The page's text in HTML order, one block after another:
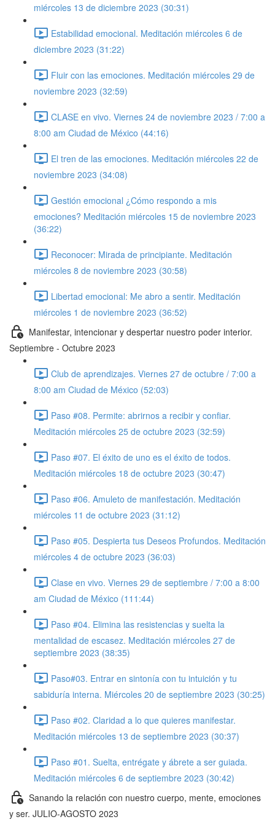
miércoles 13 de diciembre 2023 (30:31)
Estabilidad emocional. Meditación miércoles 6 de
diciembre 2023 (31:22)
Fluir con las emociones. Meditación miércoles 29 de
noviembre 2023 (32:59)
CLASE en vivo. Viernes 24 de noviembre 2023 / 7:00 a
8:00 am Ciudad de México (44:16)
El tren de las emociones. Meditación miércoles 22 de
noviembre 2023 (34:08)
Gestión emocional ¿Cómo respondo a mis
emociones? Meditación miércoles 15 de noviembre 2023
(36:22)
Reconocer: Mirada de principiante. Meditación
miércoles 8 de noviembre 2023 (30:58)
Libertad emocional: Me abro a sentir. Meditación
miércoles 1 de noviembre 2023 (36:52)
Manifestar, intencionar y despertar nuestro poder interior.
Septiembre - Octubre 2023
Club de aprendizajes. Viernes 27 de octubre / 7:00 a
8:00 am Ciudad de México (52:03)
Paso #08. Permite: abrirnos a recibir y confiar.
Meditación miércoles 25 de octubre 2023 (32:59)
Paso #07. El éxito de uno es el éxito de todos.
Meditación miércoles 18 de octubre 2023 (30:47)
Paso #06. Amuleto de manifestación. Meditación
miércoles 11 de octubre 2023 (31:12)
Paso #05. Despierta tus Deseos Profundos. Meditación
miércoles 4 de octubre 2023 (36:03)
Clase en vivo. Viernes 29 de septiembre / 7:00 a 8:00
am Ciudad de México (111:44)
Paso #04. Elimina las resistencias y suelta la
mentalidad de escasez. Meditación miércoles 27 de
septiembre 2023 (38:35)
Paso#03. Entrar en sintonía con tu intuición y tu
sabiduría interna. Miércoles 20 de septiembre 2023 (30:25)
Paso #02. Claridad a lo que quieres manifestar.
Meditación miércoles 13 de septiembre 2023 (30:37)
Paso #01. Suelta, entrégate y ábrete a ser guiada.
Meditación miércoles 6 de septiembre 2023 (30:42)
Sanando la relación con nuestro cuerpo, mente, emociones
y ser. JULIO-AGOSTO 2023